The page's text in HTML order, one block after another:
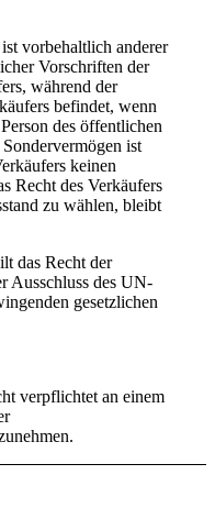
vorbehaltlich anderer
Vorschriften der
während der
befindet, wenn
des öffentlichen
ist
keinen
Recht des Verkäufers
zu wählen, bleibt
das Recht der
Ausschluss des UN-
gesetzlichen
verpflichtet an einem